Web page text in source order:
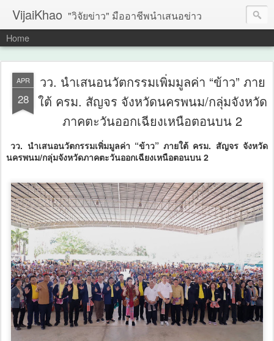
VijaiKhao "วิจัยข่าว" มืออาชีพนำเสนอข่าว
Home
APR
28
วว. นำเสนอนวัตกรรมเพิ่มมูลค่า “ข้าว” ภาย
ใต้ ครม. สัญจร จังหวัดนครพนม/กลุ่มจังหวัด
ภาคตะวันออกเฉียงเหนือตอนบน 2
วว. นำเสนอนวัตกรรมเพิ่มมูลค่า “ข้าว” ภายใต้ ครม. สัญจร จังหวัด
นครพนม/กลุ่มจังหวัดภาคตะวันออกเฉียงเหนือตอนบน 2